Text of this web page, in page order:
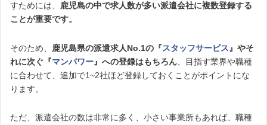
すためには、 鹿児島の中で求人数が多い派遣会社に複数登録する
ことが重要です。
そのため、 鹿児島県の派遣求人No.1の『スタッフサービス 』やそ
れに次ぐ『マンパワー』への登録はもちろん 、目指す業界や職種
に合わせて、追加で1~2社ほど登録しておくことがポイントにな
ります。
ただ、派遣会社の数は非常に多く、小さい事業所もあれば、職種